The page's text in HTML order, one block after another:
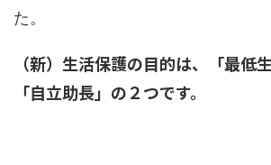
た。
（新）生活保護の目的は、「最低
「自立助長」の２つです。